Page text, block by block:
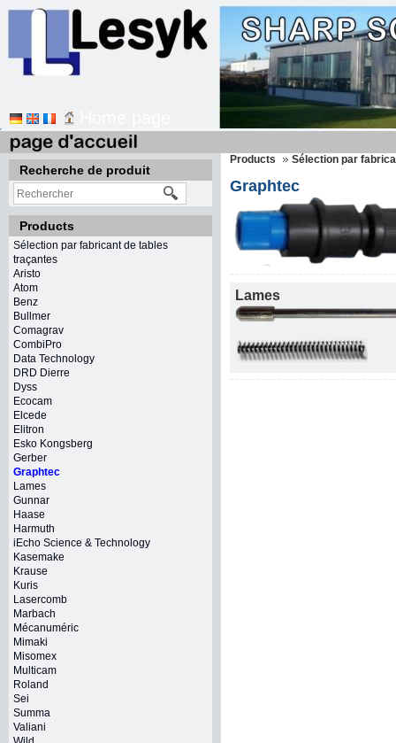
Recherche de produit
Products
Sélection par fabricant de tables
traçantes
Aristo
Atom
Benz
Bullmer
Comagrav
CombiPro
Data Technology
DRD Dierre
Dyss
Ecocam
Elcede
Elitron
Esko Kongsberg
Gerber
Graphtec
Lames
Gunnar
Haase
Harmuth
iEcho Science & Technology
Kasemake
Krause
Kuris
Lasercomb
Marbach
Mécanuméric
Mimaki
Misomex
Multicam
Roland
Sei
Summa
Valiani
Products Sélection par
Graphtec
Lames